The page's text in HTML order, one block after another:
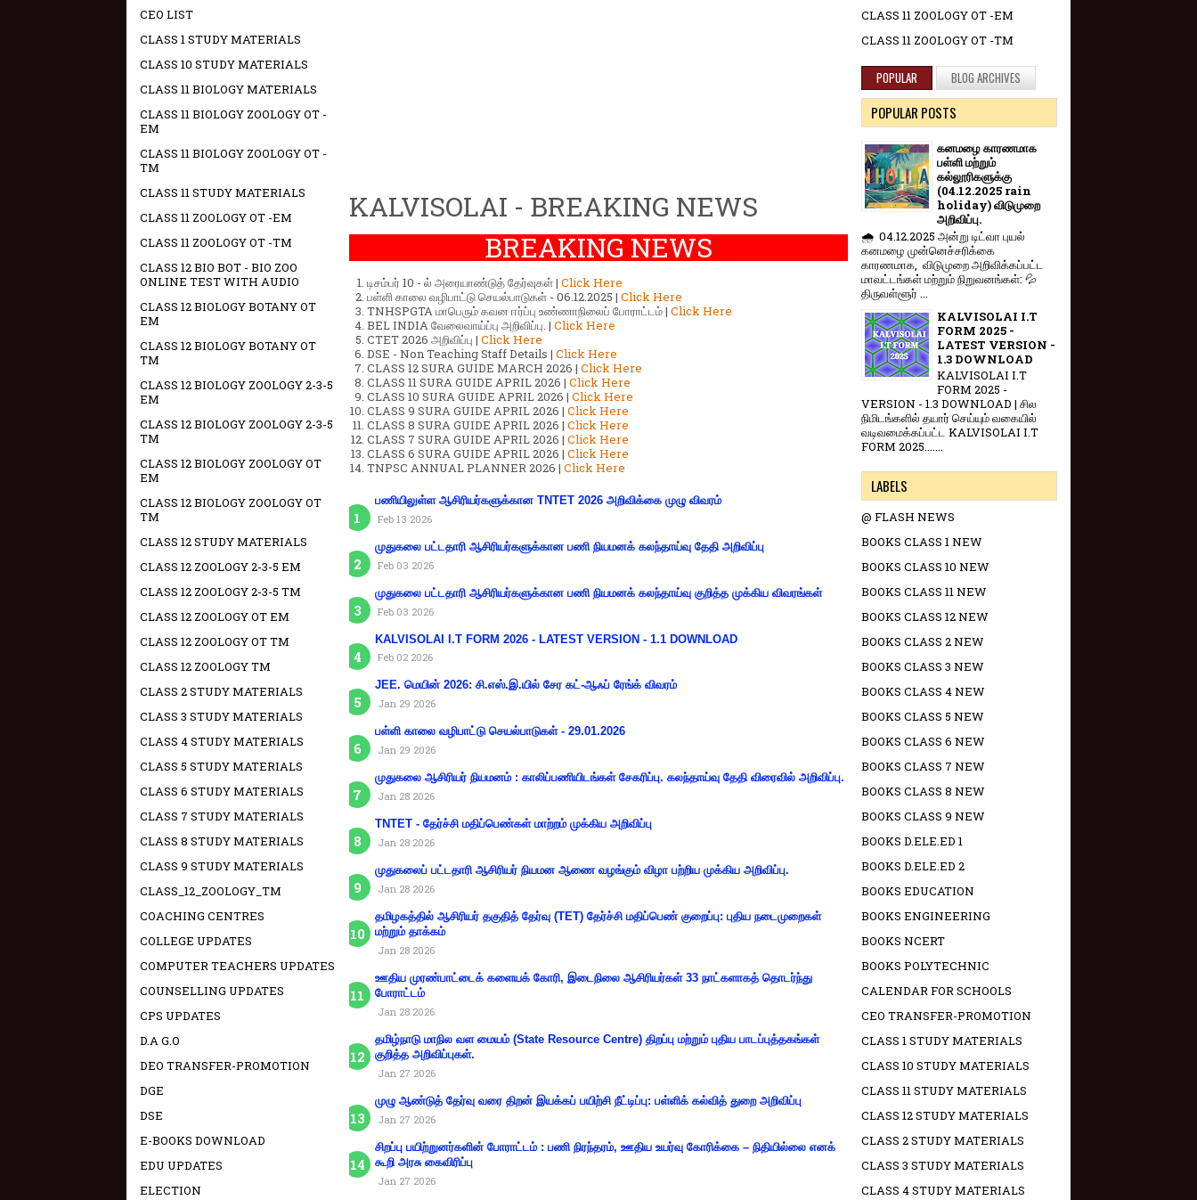
KALVISOLAI - BREAKING NEWS
BREAKING NEWS
டிசம்பர் 10 - ல் அரையாண்டுத் தேர்வுகள் | Click Here
பள்ளி காலை வழிபாட்டு செயல்பாடுகள் - 06.12.2025 | Click Here
TNHSPGTA மாபெரும் கவன ஈர்ப்பு உண்ணாநிலைப் போராட்டம் | Click Here
BEL INDIA வேலைவாய்ப்பு அறிவிப்பு. | Click Here
CTET 2026 அறிவிப்பு | Click Here
DSE - Non Teaching Staff Details | Click Here
CLASS 12 SURA GUIDE MARCH 2026 | Click Here
CLASS 11 SURA GUIDE APRIL 2026 | Click Here
CLASS 10 SURA GUIDE APRIL 2026 | Click Here
CLASS 9 SURA GUIDE APRIL 2026 | Click Here
CLASS 8 SURA GUIDE APRIL 2026 | Click Here
CLASS 7 SURA GUIDE APRIL 2026 | Click Here
CLASS 6 SURA GUIDE APRIL 2026 | Click Here
TNPSC ANNUAL PLANNER 2026 | Click Here
பணியிலுள்ள ஆசிரியர்களுக்கான TNTET 2026 அறிவிக்கை முழு விவரம்
Feb 13 2026
முதுகலை பட்டதாரி ஆசிரியர்களுக்கான பணி நியமனக் கலந்தாய்வு தேதி அறிவிப்பு
Feb 03 2026
முதுகலை பட்டதாரி ஆசிரியர்களுக்கான பணி நியமனக் கலந்தாய்வு குறித்த முக்கிய விவரங்கள்
Feb 03 2026
KALVISOLAI I.T FORM 2026 - LATEST VERSION - 1.1 DOWNLOAD
Feb 02 2026
JEE. மெயின் 2026: சி.எஸ்.இ.யில் சேர கட்-ஆஃப் ரேங்க் விவரம்
Jan 29 2026
பள்ளி காலை வழிபாட்டு செயல்பாடுகள் - 29.01.2026
Jan 29 2026
முதுகலை ஆசிரியர் நியமனம் : காலிப்பணியிடங்கள் சேகரிப்பு. கலந்தாய்வு தேதி விரைவில் அறிவிப்பு.
Jan 28 2026
TNTET - தேர்ச்சி மதிப்பெண்கள் மாற்றம் முக்கிய அறிவிப்பு
Jan 28 2026
முதுகலைப் பட்டதாரி ஆசிரியர் நியமன ஆணை வழங்கும் விழா பற்றிய முக்கிய அறிவிப்பு.
Jan 28 2026
தமிழகத்தில் ஆசிரியர் தகுதித் தேர்வு (TET) தேர்ச்சி மதிப்பெண் குறைப்பு: புதிய நடைமுறைகள்
மற்றும் தாக்கம்
Jan 28 2026
ஊதிய முரண்பாட்டைக் களையக் கோரி, இடைநிலை ஆசிரியர்கள் 33 நாட்களாகத் தொடர்ந்து
போராட்டம்
Jan 28 2026
தமிழ்நாடு மாநில வள மையம் (State Resource Centre) திறப்பு மற்றும் புதிய பாடப்புத்தகங்கள்
குறித்த அறிவிப்புகள்.
Jan 27 2026
முழு ஆண்டுத் தேர்வு வரை திறன் இயக்கப் பயிற்சி நீட்டிப்பு: பள்ளிக் கல்வித் துறை அறிவிப்பு
Jan 27 2026
சிறப்பு பயிற்றுனர்களின் போராட்டம் : பணி நிரந்தரம், ஊதிய உயர்வு கோரிக்கை – நிதியில்லை எனக்
கூறி அரசு கைவிரிப்பு
Jan 27 2026
CEO LIST
CLASS 1 STUDY MATERIALS
CLASS 10 STUDY MATERIALS
CLASS 11 BIOLOGY MATERIALS
CLASS 11 BIOLOGY ZOOLOGY OT -
EM
CLASS 11 BIOLOGY ZOOLOGY OT -
TM
CLASS 11 STUDY MATERIALS
CLASS 11 ZOOLOGY OT -EM
CLASS 11 ZOOLOGY OT -TM
CLASS 12 BIO BOT - BIO ZOO
ONLINE TEST WITH AUDIO
CLASS 12 BIOLOGY BOTANY OT
EM
CLASS 12 BIOLOGY BOTANY OT
TM
CLASS 12 BIOLOGY ZOOLOGY 2-3-5
EM
CLASS 12 BIOLOGY ZOOLOGY 2-3-5
TM
CLASS 12 BIOLOGY ZOOLOGY OT
EM
CLASS 12 BIOLOGY ZOOLOGY OT
TM
CLASS 12 STUDY MATERIALS
CLASS 12 ZOOLOGY 2-3-5 EM
CLASS 12 ZOOLOGY 2-3-5 TM
CLASS 12 ZOOLOGY OT EM
CLASS 12 ZOOLOGY OT TM
CLASS 12 ZOOLOGY TM
CLASS 2 STUDY MATERIALS
CLASS 3 STUDY MATERIALS
CLASS 4 STUDY MATERIALS
CLASS 5 STUDY MATERIALS
CLASS 6 STUDY MATERIALS
CLASS 7 STUDY MATERIALS
CLASS 8 STUDY MATERIALS
CLASS 9 STUDY MATERIALS
CLASS_12_ZOOLOGY_TM
COACHING CENTRES
COLLEGE UPDATES
COMPUTER TEACHERS UPDATES
COUNSELLING UPDATES
CPS UPDATES
D.A G.O
DEO TRANSFER-PROMOTION
DGE
DSE
E-BOOKS DOWNLOAD
EDU UPDATES
ELECTION
CLASS 11 ZOOLOGY OT -EM
CLASS 11 ZOOLOGY OT -TM
POPULAR BLOG ARCHIVES
POPULAR POSTS
கனமழை காரணமாக
பள்ளி மற்றும்
கல்லூரிகளுக்கு
(04.12.2025 rain
holiday) விடுமுறை
அறிவிப்பு.
🌧️ 04.12.2025 அன்று டிட்வா புயல்
கனமழை முன்னெச்சரிக்கை
காரணமாக, விடுமுறை அறிவிக்கப்பட்ட
மாவட்டங்கள் மற்றும் நிறுவனங்கள்: 💦
திருவள்ளூர் ...
KALVISOLAI I.T
FORM 2025 -
LATEST VERSION -
1.3 DOWNLOAD
KALVISOLAI I.T
FORM 2025 -
VERSION - 1.3 DOWNLOAD | சில
நிமிடங்களில் தயார் செய்யும் வகையில்
வடிவமைக்கப்பட்ட KALVISOLAI I.T
FORM 2025.......
LABELS
@ FLASH NEWS
BOOKS CLASS 1 NEW
BOOKS CLASS 10 NEW
BOOKS CLASS 11 NEW
BOOKS CLASS 12 NEW
BOOKS CLASS 2 NEW
BOOKS CLASS 3 NEW
BOOKS CLASS 4 NEW
BOOKS CLASS 5 NEW
BOOKS CLASS 6 NEW
BOOKS CLASS 7 NEW
BOOKS CLASS 8 NEW
BOOKS CLASS 9 NEW
BOOKS D.ELE.ED 1
BOOKS D.ELE.ED 2
BOOKS EDUCATION
BOOKS ENGINEERING
BOOKS NCERT
BOOKS POLYTECHNIC
CALENDAR FOR SCHOOLS
CEO TRANSFER-PROMOTION
CLASS 1 STUDY MATERIALS
CLASS 10 STUDY MATERIALS
CLASS 11 STUDY MATERIALS
CLASS 12 STUDY MATERIALS
CLASS 2 STUDY MATERIALS
CLASS 3 STUDY MATERIALS
CLASS 4 STUDY MATERIALS